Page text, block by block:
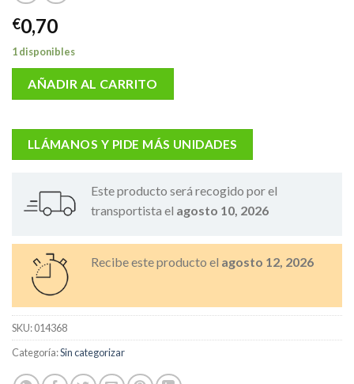
€0,70
1 disponibles
AÑADIR AL CARRITO
LLÁMANOS Y PIDE MÁS UNIDADES
Este producto será recogido por el
transportista el agosto 10, 2026
Recibe este producto el agosto 12, 2026
SKU:014368
Categoría:Sin categorizar